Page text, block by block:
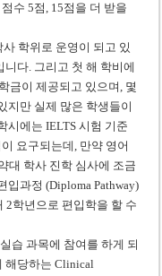
수 5점, 15점을 더 받을
학위로 운영이 되고 있
다. 그리고 첫 해 학비에
금이 제공되고 있으며, 몇
지만 실제 많은 학생들이
시에는 IELTS 시험 기준
요구되는데, 만약 영어
대 학사 진학 심사에 조금
입과정 (Diploma Pathway)
2학년으로 편입학을 할 수
습 과목에 참여를 하게 되
해당하는 Clinical